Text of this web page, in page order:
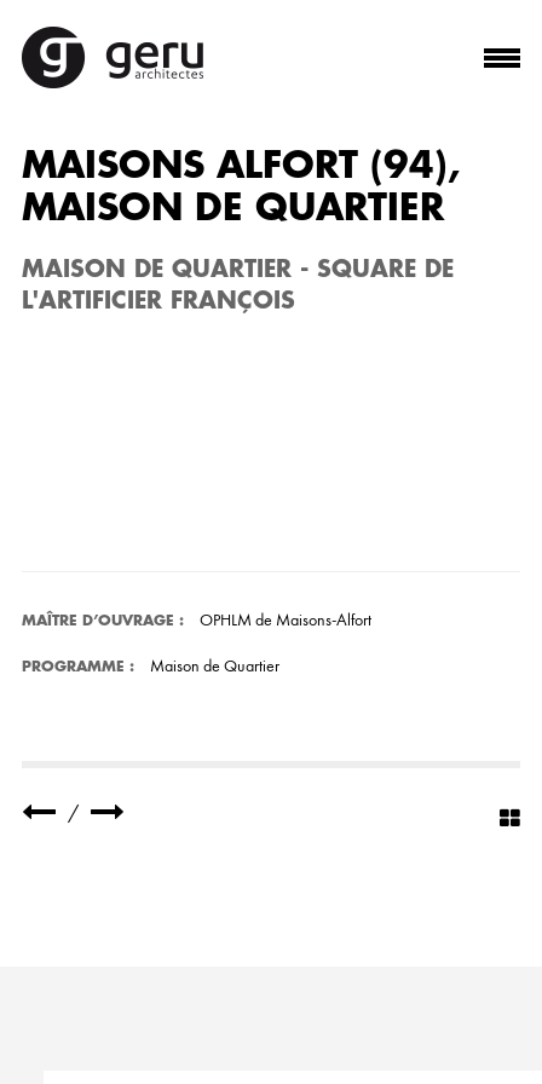
MAISONS ALFORT (94),
MAISON DE QUARTIER
MAISON DE QUARTIER - SQUARE DE
L'ARTIFICIER FRANÇOIS
MAÎTRE D’OUVRAGE : OPHLM de Maisons-Alfort
PROGRAMME : Maison de Quartier
/